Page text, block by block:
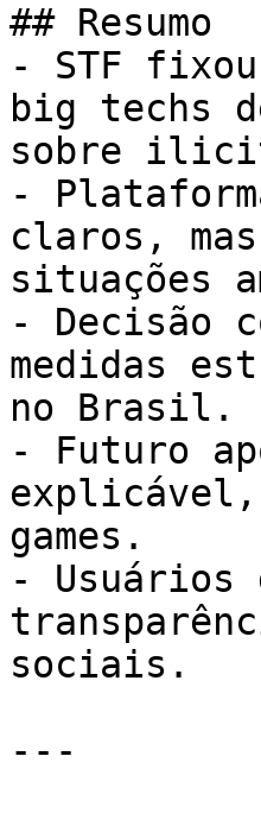
## Resumo
- STF
big techs
sobre
-
claros,
situações
- Decisão
medidas
no Brasil.
- Futuro
games.
- Usuários
sociais.
---